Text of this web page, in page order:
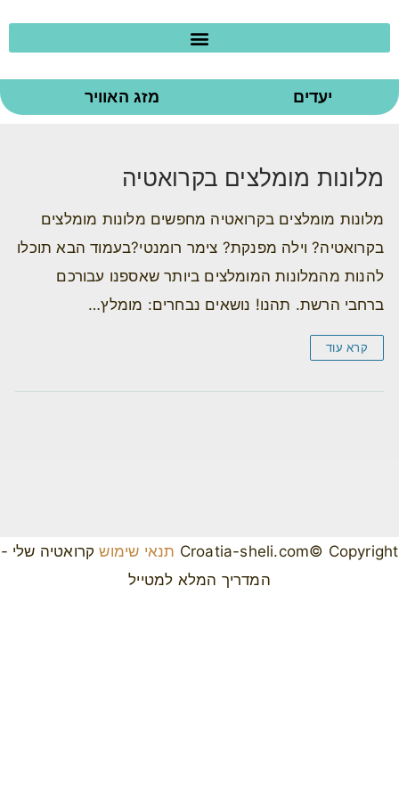
יעדים מזג האוויר
מלונות מומלצים בקרואטיה
מלונות מומלצים בקרואטיה מחפשים מלונות מומלצים
בקרואטיה? וילה מפנקת? צימר רומנטי?בעמוד הבא תוכלו
להנות מהמלונות המומלצים ביותר שאספנו עבורכם
ברחבי הרשת. תהנו! נושאים נבחרים: מומלץ…
קרא עוד
Croatia-sheli.com© Copyright תנאי שימוש קרואטיה שלי -
המדריך המלא למטייל